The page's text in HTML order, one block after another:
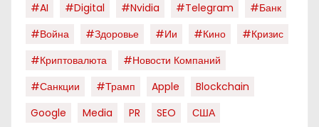
#AI #digital #nvidia #telegram
#банк
#война
#здоровье #ии #кино
#кризис
#криптовалюта
#новости Компаний
#санкции
#трамп Apple
Blockchain
Google
Media PR SEO
США